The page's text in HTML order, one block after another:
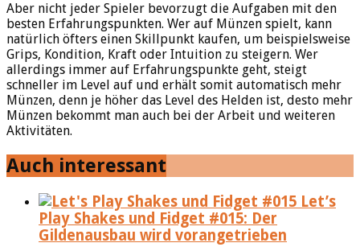
Aber nicht jeder Spieler bevorzugt die Aufgaben mit den
besten Erfahrungspunkten. Wer auf Münzen spielt, kann
natürlich öfters einen Skillpunkt kaufen, um beispielsweise
Grips, Kondition, Kraft oder Intuition zu steigern. Wer
allerdings immer auf Erfahrungspunkte geht, steigt
schneller im Level auf und erhält somit automatisch mehr
Münzen, denn je höher das Level des Helden ist, desto mehr
Münzen bekommt man auch bei der Arbeit und weiteren
Aktivitäten.
Auch interessant
Let’s
Play Shakes und Fidget #015: Der
Gildenausbau wird vorangetrieben